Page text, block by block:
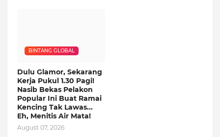
BINTANG GLOBAL
Dulu Glamor, Sekarang
Kerja Pukul 1.30 Pagi!
Nasib Bekas Pelakon
Popular Ini Buat Ramai
Kencing Tak Lawas...
Eh, Menitis Air Mata!
August 07, 2026